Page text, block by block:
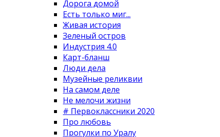
Дорога домой
Есть только миг...
Живая история
Зеленый остров
Индустрия 4.0
Карт-бланш
Люди дела
Музейные реликвии
На самом деле
Не мелочи жизни
# Первоклассники 2020
Про любовь
Прогулки по Уралу